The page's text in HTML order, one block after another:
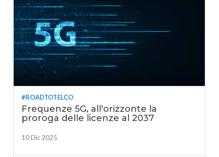
#ROADTOTELCO
Frequenze 5G, all'orizzonte la
proroga delle licenze al 2037
10 Dic 2025